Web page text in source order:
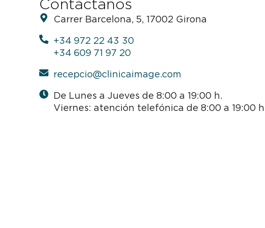
Contáctanos
Carrer Barcelona, 5, 17002 Girona
+34 972 22 43 30
+34 609 71 97 20
recepcio@clinicaimage.com
De Lunes a Jueves de 8:00 a 19:00 h.
Viernes: atención telefónica de 8:00 a 19:00